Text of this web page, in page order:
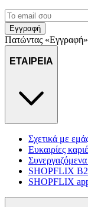
Εγγραφή
Πατώντας «Εγγραφή»
ΕΤΑΙΡΕΙΑ
Σχετικά με
Ευκαιρίες
SHOPFLIX
SHOPFLIX